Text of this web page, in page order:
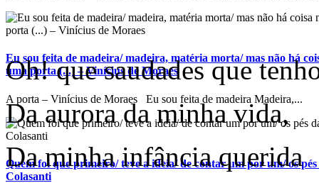
Eu sou feita de madeira/ madeira, matéria morta/ mas não há
uma porta (...) – Vinícius de Moraes
A porta – Vinícius de Moraes Eu sou feita de madeira Madeira,...
Quem foi que primeiro/ teve a ideia/ de contar um por um/ os
Colasanti
Oh! que saudades que
Da aurora da minha vida,
Da minha infância querida